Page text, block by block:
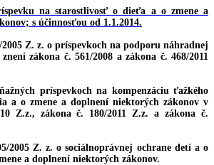
na starostlivosť o dieťa a o zmene a
s účinnosťou od 1.1.2014.
2005 Z. z. o príspevkoch na podporu náhradnej
zákona č. 561/2008 a zákona č. 468/2011
príspevkoch na kompenzáciu ťažkého
a o zmene a doplnení niektorých zákonov v
Z.z., zákona č. 180/2011 Z.z. a zákona č.
2005 Z. z. o sociálnoprávnej ochrane detí a o
a doplnení niektorých zákonov.